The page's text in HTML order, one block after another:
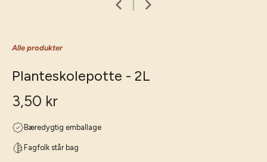
Alle produkter
Planteskolepotte - 2L
3,50 kr
Bæredygtig emballage
Fagfolk står bag